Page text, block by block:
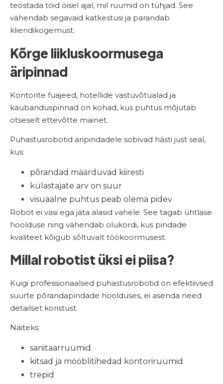
teostada töid öisel ajal, mil ruumid on tühjad. See
vähendab segavaid katkestusi ja parandab
kliendikogemust.
Kõrge liikluskoormusega
äripinnad
Kontorite fuajeed, hotellide vastuvõtualad ja
kaubanduspinnad on kohad, kus puhtus mõjutab
otseselt ettevõtte mainet.
Puhastusrobotid äripindadele sobivad hästi just seal,
kus:
põrandad määrduvad kiiresti
külastajate arv on suur
visuaalne puhtus peab olema pidev
Robot ei väsi ega jäta alasid vahele. See tagab ühtlase
hoolduse ning vähendab olukordi, kus pindade
kvaliteet kõigub sõltuvalt töökoormusest.
Millal robotist üksi ei piisa?
Kuigi professionaalsed puhastusrobotid on efektiivsed
suurte põrandapindade hoolduses, ei asenda need
detailset koristust.
Näiteks:
sanitaarruumid
kitsad ja mööblitihedad kontoriruumid
trepid